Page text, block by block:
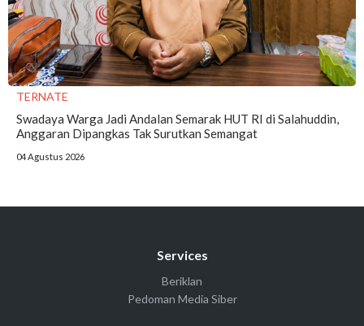
TERNATE
Swadaya Warga Jadi Andalan Semarak HUT RI di Salahuddin,
Anggaran Dipangkas Tak Surutkan Semangat
04 Agustus 2026
Services
Beriklan
Pedoman Media Siber